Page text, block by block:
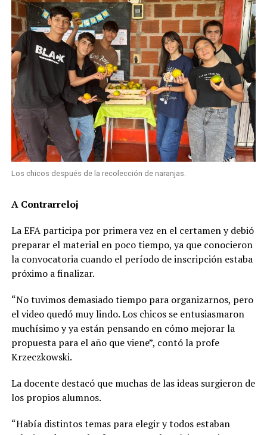
Los chicos después de la recolección de naranjas.
A Contrarreloj
La EFA participa por primera vez en el certamen y debió
preparar el material en poco tiempo, ya que conocieron
la convocatoria cuando el período de inscripción estaba
próximo a finalizar.
“No tuvimos demasiado tiempo para organizarnos, pero
el video quedó muy lindo. Los chicos se entusiasmaron
muchísimo y ya están pensando en cómo mejorar la
propuesta para el año que viene”, contó la profe
Krzeczkowski.
La docente destacó que muchas de las ideas surgieron de
los propios alumnos.
“Había distintos temas para elegir y todos estaban